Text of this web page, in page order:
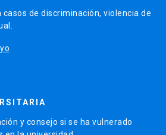
de discriminación, violencia de
y consejo si se ha vulnerado